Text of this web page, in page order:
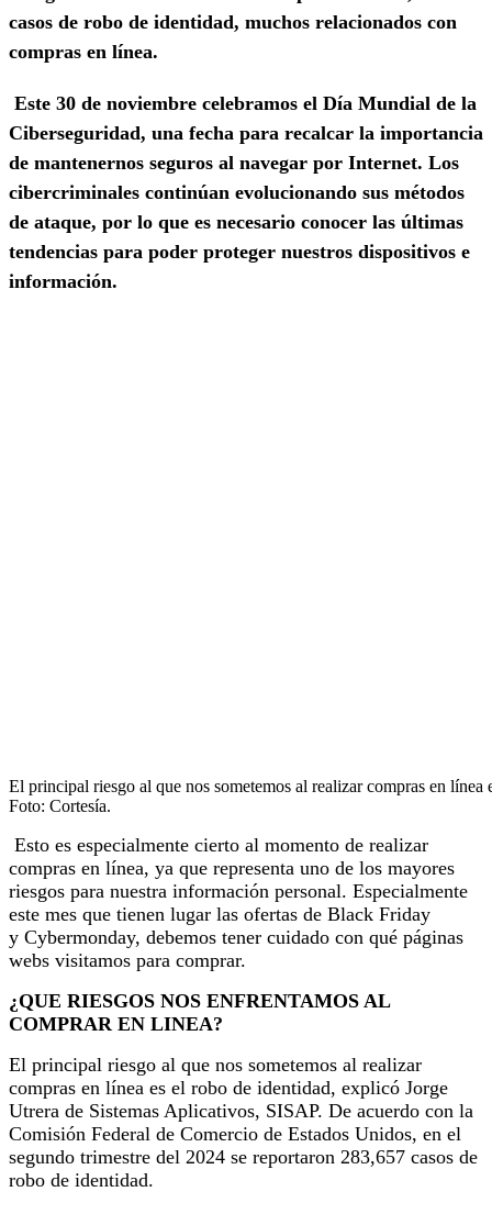
casos de robo de identidad, muchos relacionados con
compras en línea.
Este 30 de noviembre celebramos el Día Mundial de la
Ciberseguridad, una fecha para recalcar la importancia
de mantenernos seguros al navegar por Internet. Los
cibercriminales continúan evolucionando sus métodos
de ataque, por lo que es necesario conocer las últimas
tendencias para poder proteger nuestros dispositivos e
información.
El principal riesgo al que nos sometemos al realizar compras en línea
Foto: Cortesía.
Esto es especialmente cierto al momento de realizar
compras en línea, ya que representa uno de los mayores
riesgos para nuestra información personal. Especialmente
este mes que tienen lugar las ofertas de Black Friday
y Cybermonday, debemos tener cuidado con qué páginas
webs visitamos para comprar.
¿QUE RIESGOS NOS ENFRENTAMOS AL
COMPRAR EN LINEA?
El principal riesgo al que nos sometemos al realizar
compras en línea es el robo de identidad, explicó Jorge
Utrera de Sistemas Aplicativos, SISAP. De acuerdo con la
Comisión Federal de Comercio de Estados Unidos, en el
segundo trimestre del 2024 se reportaron 283,657 casos de
robo de identidad.